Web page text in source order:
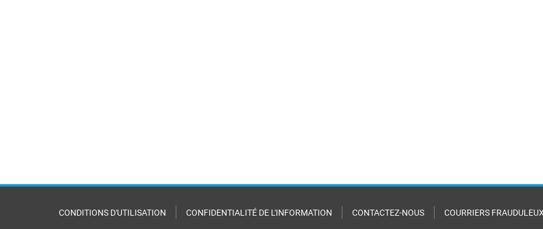
CONDITIONS D'UTILISATION CONFIDENTIALITÉ DE L'INFORMATION CONTACTEZ-NOUS COURRIERS